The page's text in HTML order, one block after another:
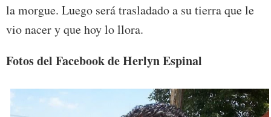
la morgue. Luego será trasladado a su tierra que le
vio nacer y que hoy lo llora.
Fotos del Facebook de Herlyn Espinal